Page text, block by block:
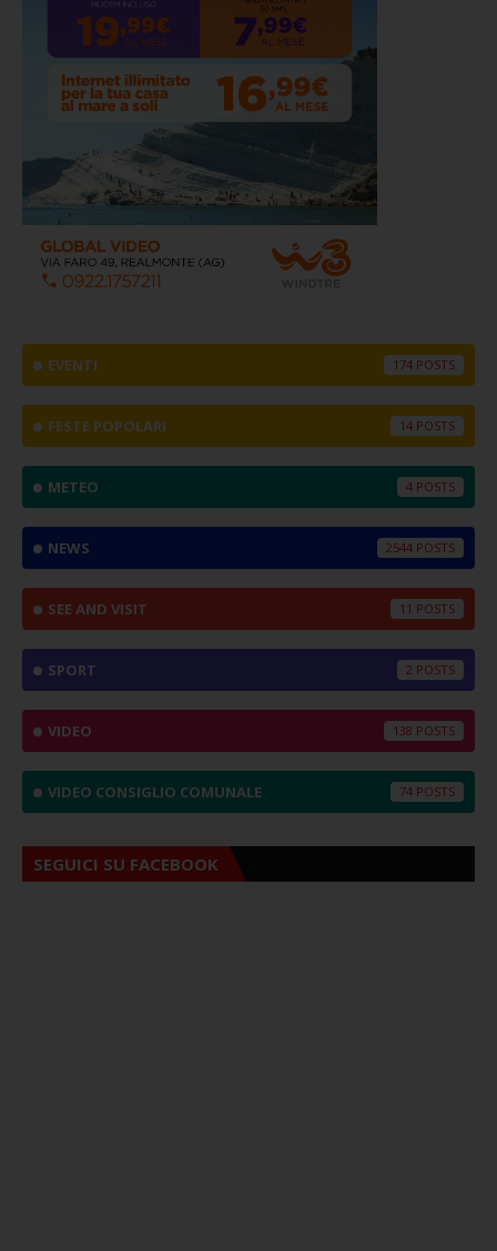
EVENTI 174
FESTE POPOLARI 14
METEO 4
NEWS 2544
SEE AND VISIT 11
SPORT 2
VIDEO 138
VIDEO CONSIGLIO COMUNALE 74
SEGUICI SU FACEBOOK